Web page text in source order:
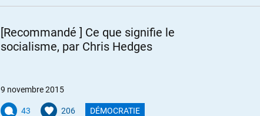
[Recommandé ] Ce que signifie le
socialisme, par Chris Hedges
9 novembre 2015
43 206 DÉMOCRATIE